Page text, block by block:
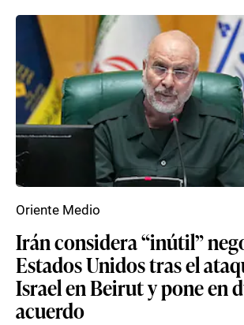
Irán considera “inútil”
Estados Unidos tras el
Israel en Beirut y pone en
acuerdo
Oriente Medio